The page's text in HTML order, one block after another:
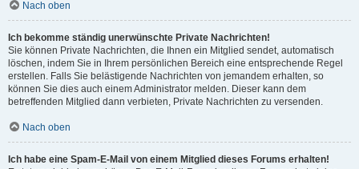
Nach oben
Ich bekomme ständig unerwünschte Private Nachrichten!
Sie können Private Nachrichten, die Ihnen ein Mitglied sendet, automatisch
löschen, indem Sie in Ihrem persönlichen Bereich eine entsprechende Regel
erstellen. Falls Sie belästigende Nachrichten von jemandem erhalten, so
können Sie dies auch einem Administrator melden. Dieser kann dem
betreffenden Mitglied dann verbieten, Private Nachrichten zu versenden.
Nach oben
Ich habe eine Spam-E-Mail von einem Mitglied dieses Forums erhalten!